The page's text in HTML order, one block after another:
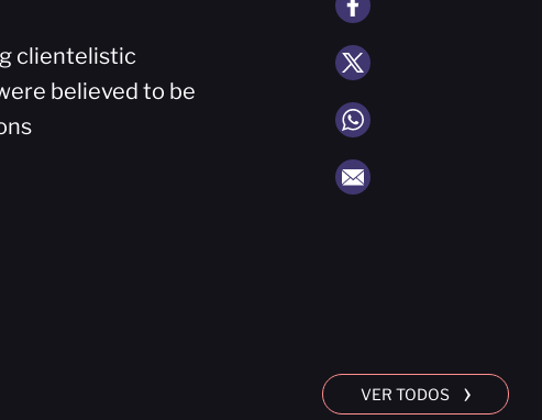
clientelistic
believed to be
VER TODOS ›